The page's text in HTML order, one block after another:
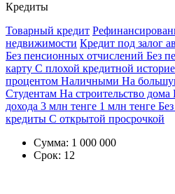
Кредиты
Товарный кредит
недвижимости Кредит под залог
Без пенсионных отчислений Без
карту С плохой кредитной
процентом Наличными На
Студентам На строительство дома
дохода 3 млн тенге 1 млн тенге
кредиты С открытой просрочкой
Сумма: 1 000 000
Срок: 12